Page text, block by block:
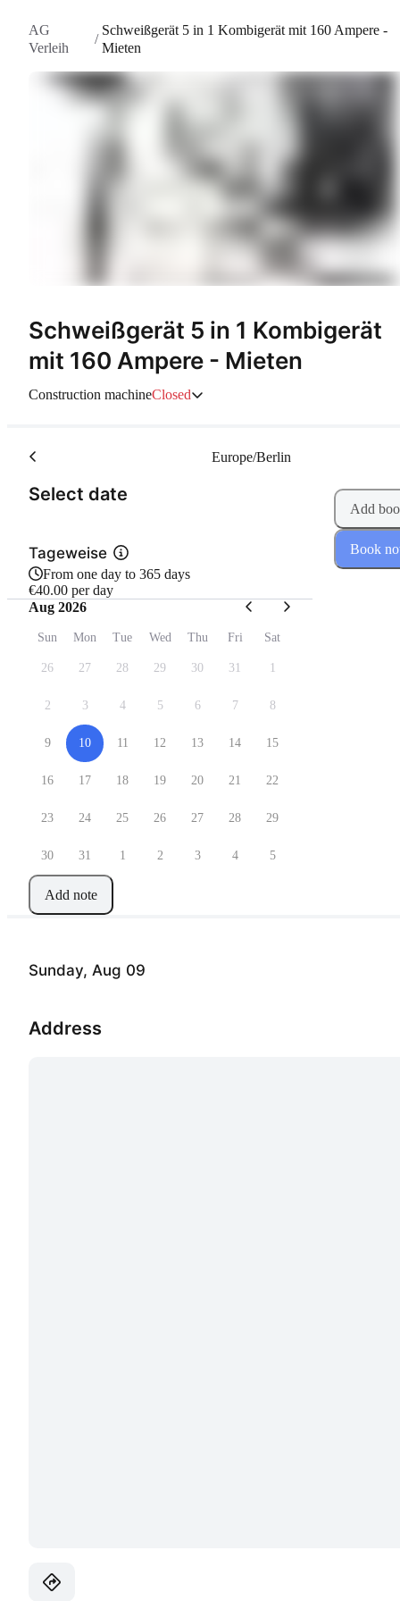
AG
Verleih
/
Schweißgerät 5 in 1 Kombigerät mit 160 Ampere -
Mieten
Schweißgerät 5 in 1 Kombigerät
mit 160 Ampere - Mieten
Construction machineClosed
Sunday, Aug 09
Address
Select date
Europe/Berlin
Tageweise
From one day to 365 days
€40.00 per day
Aug 2026
Sun Mon Tue Wed Thu Fri Sat
26 27 28 29 30 31 1
2 3 4 5 6 7 8
9 10 11 12 13 14 15
16 17 18 19 20 21 22
23 24 25 26 27 28 29
30 31 1 2 3 4 5
Add note
Add
Book